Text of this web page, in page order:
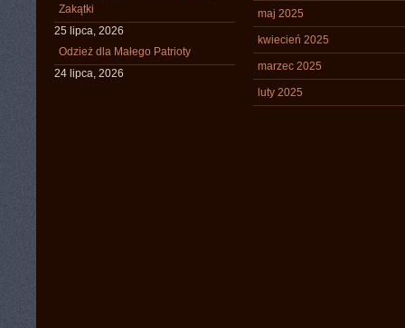
Zakątki
25 lipca, 2026
Odzież dla Małego Patrioty
24 lipca, 2026
maj 2025
kwiecień 2025
marzec 2025
luty 2025